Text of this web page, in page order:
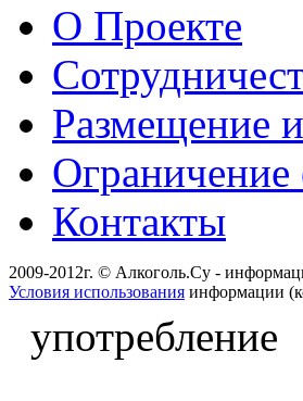
О Проекте
Размещение
Ограничение
Контакты
2009-2012г. © Алкоголь.Су -
Условия использования информации